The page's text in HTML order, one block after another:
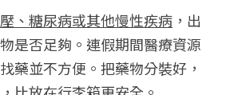
、糖尿病或其他慢性疾病 ，出
是否足夠。連假期間醫療資源
藥並不方便。把藥物分裝好，